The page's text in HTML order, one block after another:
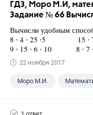
ГДЗ, Моро М.И,
Задание № 66
Вычисли удобным
8 ∙ 4 ∙ 25 ∙5 15 ∙
9 ∙ 15 ∙ 6 ∙ 10 8 ∙ 7
22 ноября 2017
Моро М.И.
1 ответ